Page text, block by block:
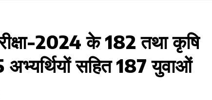
2024 के 182 तथा कृषि
सहित 187 युवाओं